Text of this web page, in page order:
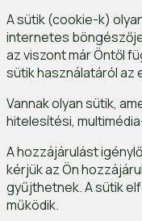
A sütik (cookie-k)
internetes
az viszont már Öntől
sütik használatáról az
Vannak olyan sütik,
hitelesítési,
A hozzájárulást
kérjük az Ön
gyűjthetnek. A sütik
működik.